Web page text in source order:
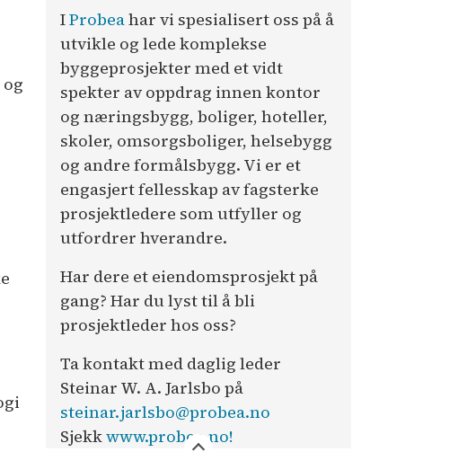
IProbeahar vi spesialisert oss på å
utvikle og lede komplekse
byggeprosjekter med et vidt
spekter av oppdrag innen kontor
og næringsbygg, boliger, hoteller,
skoler, omsorgsboliger, helsebygg
og andre formålsbygg. Vi er et
engasjert fellesskap av fagsterke
prosjektledere som utfyller og
utfordrer hverandre.
Har dere et eiendomsprosjekt på
gang? Har du lyst til å bli
prosjektleder hos oss?
Ta kontakt med daglig leder
Steinar W. A. Jarlsbo på
steinar.jarlsbo@probea.no
Sjekkwww.probea.no!